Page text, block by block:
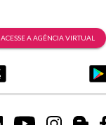
ACESSE A AGÊNCIA VIRTUAL